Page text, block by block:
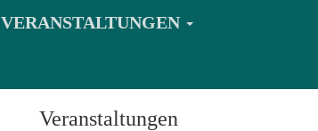
VERANSTALTUNGEN
Veranstaltungen